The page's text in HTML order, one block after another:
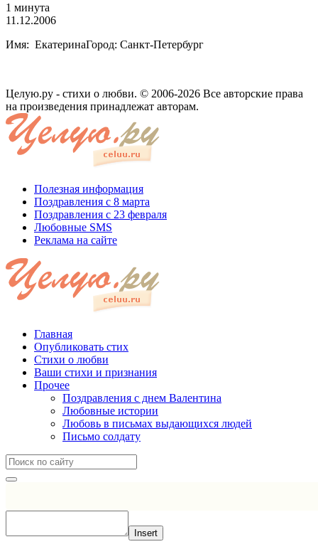
1 минута
11.12.2006
Имя: ЕкатеринаГород: Санкт-Петербург
Целую.ру - стихи о любви. © 2006-2026 Все авторские права
на произведения принадлежат авторам.
Полезная информация
Поздравления с 8 марта
Поздравления с 23 февраля
Любовные SMS
Реклама на сайте
Главная
Опубликовать стих
Стихи о любви
Ваши стихи и признания
Прочее
Поздравления с днем Валентина
Любовные истории
Любовь в письмах выдающихся людей
Письмо солдату
Insert